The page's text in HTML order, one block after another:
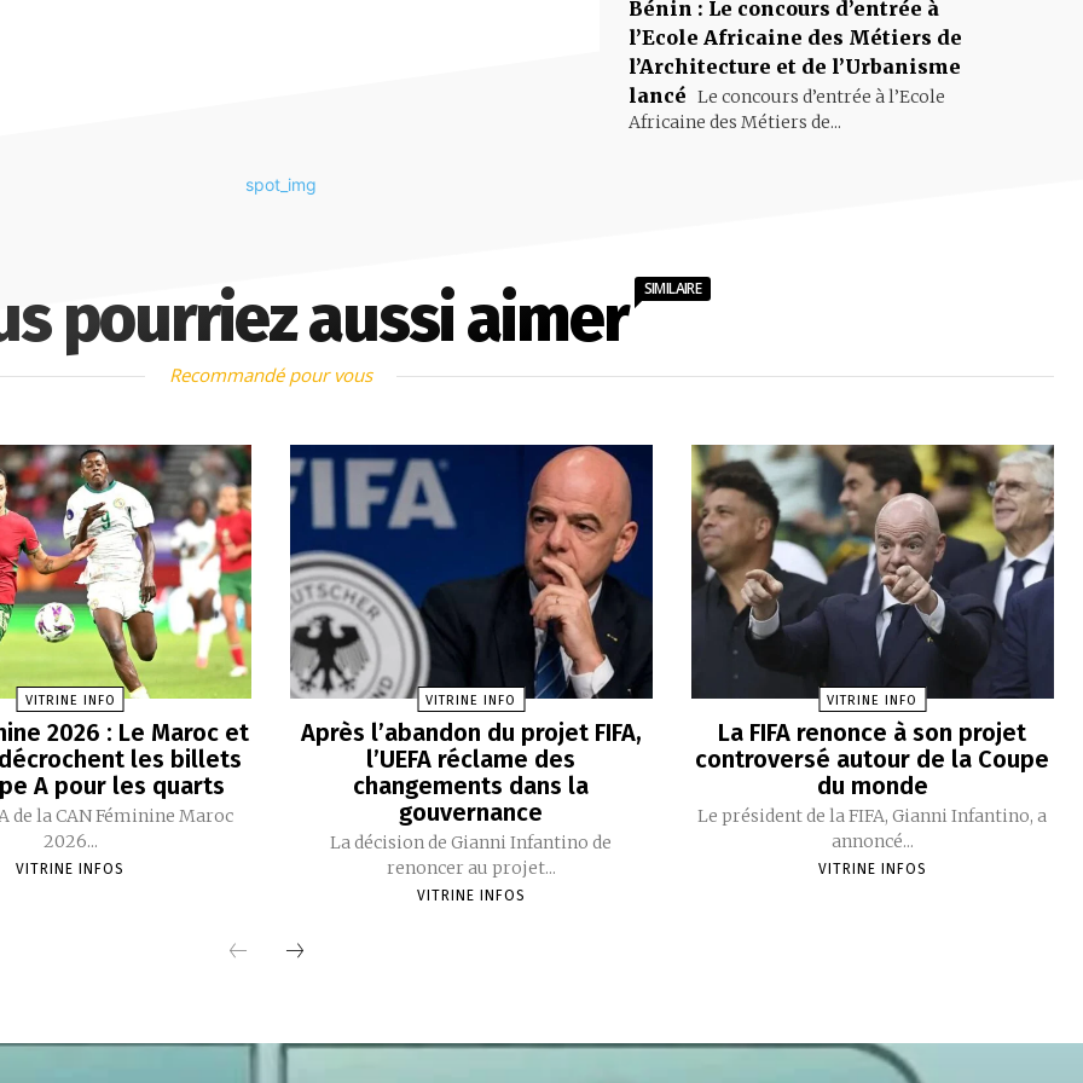
Bénin : Le concours d’entrée à
l’Ecole Africaine des Métiers de
l’Architecture et de l’Urbanisme
lancé Le concours d’entrée à l’Ecole
Africaine des Métiers de...
pourriez aussi aimer SIMILAIRE
Recommandé pour vous
VITRINE INFO
2026 : Le Maroc et
les billets
A pour les quarts
de la CAN Féminine Maroc
2026...
VITRINE INFOS
VITRINE INFO
Après l’abandon du projet FIFA,
l’UEFA réclame des
changements dans la
gouvernance
La décision de Gianni Infantino de
renoncer au projet...
VITRINE INFOS
VITRINE INFO
La FIFA renonce à son projet
controversé autour de la Coupe
du monde
Le président de la FIFA, Gianni Infantino, a
annoncé...
VITRINE INFOS